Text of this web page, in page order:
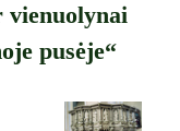
pusėje“